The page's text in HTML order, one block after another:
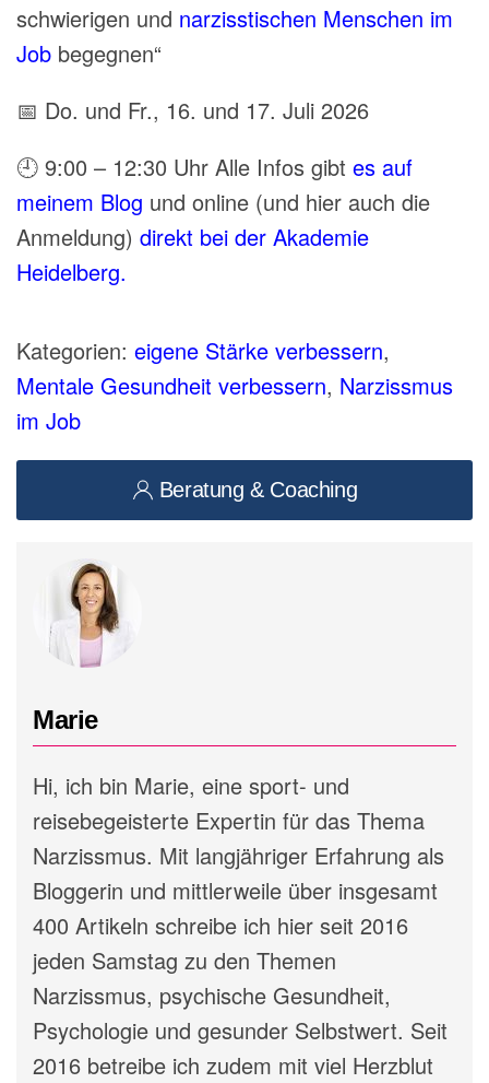
schwierigen und narzisstischen Menschen im
Job begegnen“
📅 Do. und Fr., 16. und 17. Juli 2026
🕘 9:00 – 12:30 Uhr Alle Infos gibt es auf
meinem Blog und online (und hier auch die
Anmeldung) direkt bei der Akademie
Heidelberg.
Kategorien: eigene Stärke verbessern,
Mentale Gesundheit verbessern, Narzissmus
im Job
Beratung & Coaching
Marie
Hi, ich bin Marie, eine sport- und
reisebegeisterte Expertin für das Thema
Narzissmus. Mit langjähriger Erfahrung als
Bloggerin und mittlerweile über insgesamt
400 Artikeln schreibe ich hier seit 2016
jeden Samstag zu den Themen
Narzissmus, psychische Gesundheit,
Psychologie und gesunder Selbstwert. Seit
2016 betreibe ich zudem mit viel Herzblut